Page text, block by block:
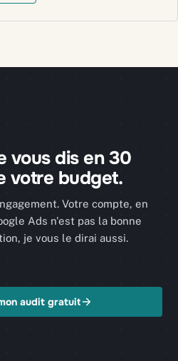
vous dis en 30
votre budget.
Votre compte, en
Ads n'est pas la bonne
je vous le dirai aussi.
audit gratuit